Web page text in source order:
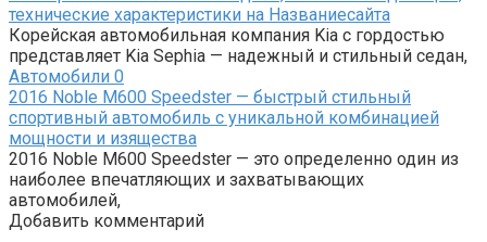
технические характеристики на Названиесайта
Корейская автомобильная компания Kia с гордостью
представляет Kia Sephia — надежный и стильный седан,
Автомобили 0
2016 Noble M600 Speedster — быстрый стильный
спортивный автомобиль с уникальной комбинацией
мощности и изящества
2016 Noble M600 Speedster — это определенно один из
наиболее впечатляющих и захватывающих
автомобилей,
Добавить комментарий